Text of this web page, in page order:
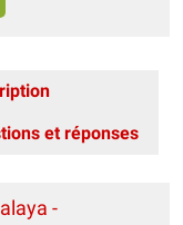
et réponses
-